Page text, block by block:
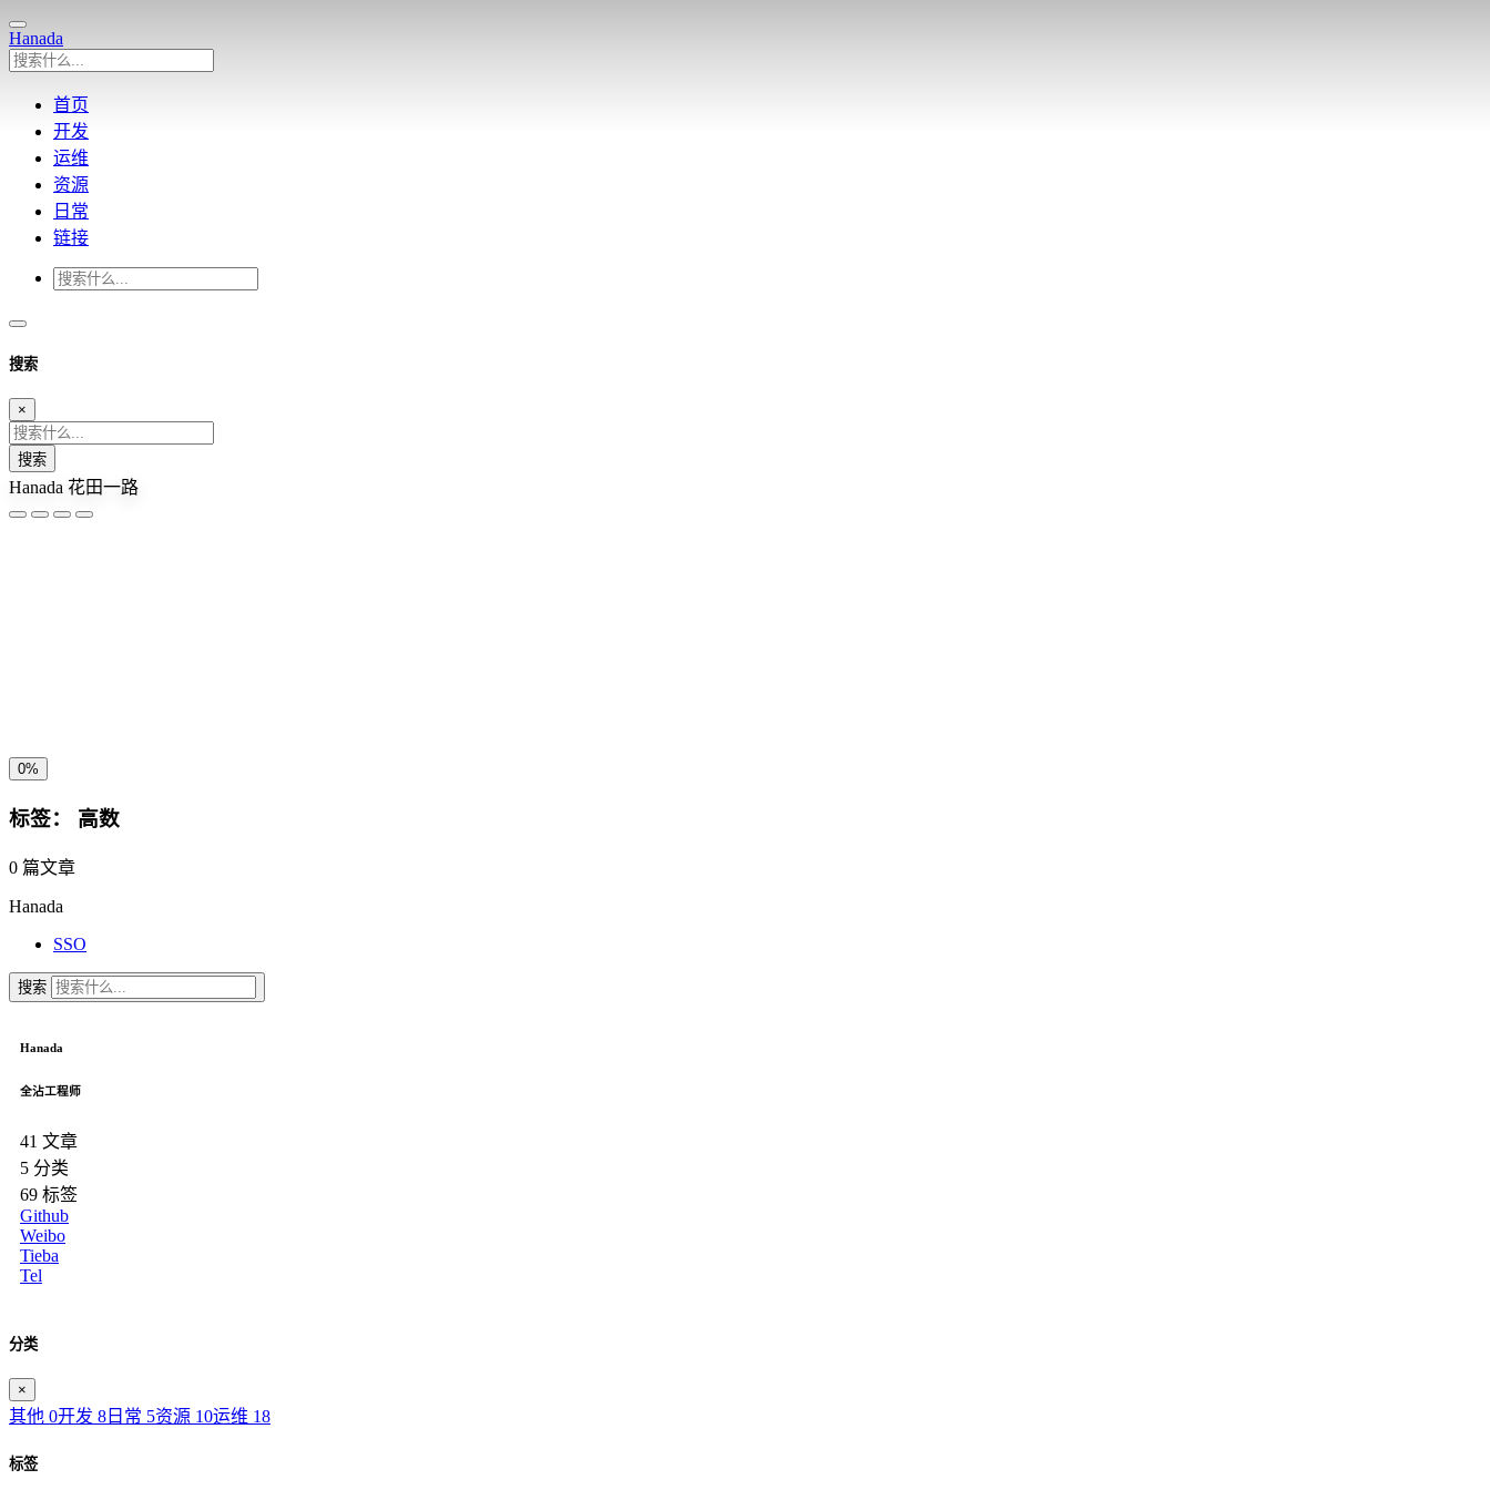
Hanada
首页
开发
运维
资源
日常
链接
搜索
×
搜索
Hanada 花田一路
0%
标签： 高数
0 篇文章
Hanada
SSO
搜索
Hanada
全沾工程师
41 文章
5 分类
69 标签
Github
Weibo
Tieba
Tel
分类
×
其他 0开发 8 日常 5资源 10运维 18
标签